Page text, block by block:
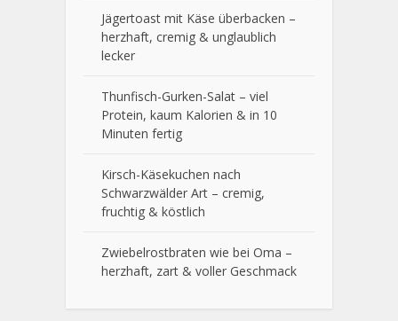
Jägertoast mit Käse überbacken –
herzhaft, cremig & unglaublich
lecker
Thunfisch-Gurken-Salat – viel
Protein, kaum Kalorien & in 10
Minuten fertig
Kirsch-Käsekuchen nach
Schwarzwälder Art – cremig,
fruchtig & köstlich
Zwiebelrostbraten wie bei Oma –
herzhaft, zart & voller Geschmack